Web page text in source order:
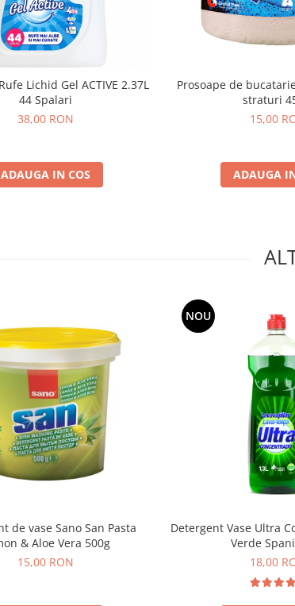
Lichid Gel ACTIVE 2.37L
44 Spalari
38,00 RON
ADAUGA IN COS
Prosoape de
straturi
15,00
ADAUGA
de vase Sano San Pasta
& Aloe Vera 500g
15,00 RON
NOU
Detergent Vase Ultra
Verde
18,00